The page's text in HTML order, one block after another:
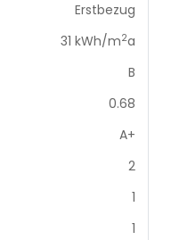
Erstbezug
31 kWh/m2a
B
0.68
A+
2
1
1